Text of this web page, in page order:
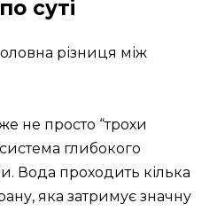
суті
різниця між
не просто “трохи
глибокого
Вода проходить кілька
яка затримує значну